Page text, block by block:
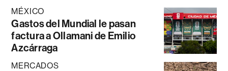
MÉXICO
Gastos del Mundial le pasan
factura a Ollamani de Emilio
Azcárraga
MERCADOS